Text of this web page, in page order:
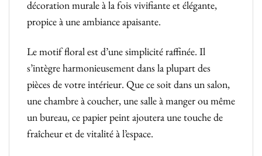
décoration murale à la fois vivifiante et élégante,
propice à une ambiance apaisante.
Le motif floral est d’une simplicité raffinée. Il
s’intègre harmonieusement dans la plupart des
pièces de votre intérieur. Que ce soit dans un salon,
une chambre à coucher, une salle à manger ou même
un bureau, ce papier peint ajoutera une touche de
fraîcheur et de vitalité à l’espace.